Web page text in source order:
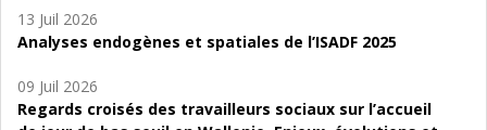
13 Juil 2026
Analyses endogènes et spatiales de l’ISADF 2025
09 Juil 2026
Regards croisés des travailleurs sociaux sur l’accueil